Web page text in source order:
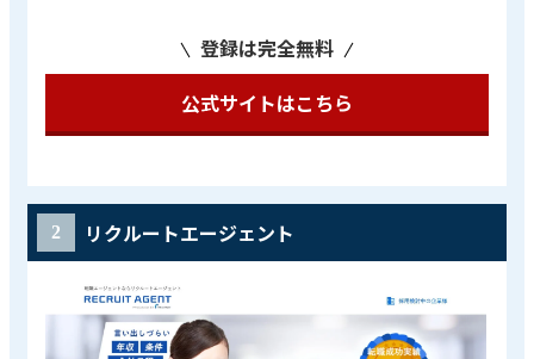
登録は完全無料
公式サイトはこちら
リクルートエージェント